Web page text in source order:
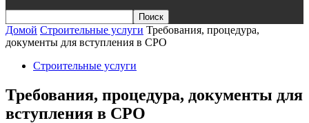
Домой Строительные услуги Требования, процедура,
документы для вступления в СРО
Строительные услуги
Требования, процедура, документы для
вступления в СРО